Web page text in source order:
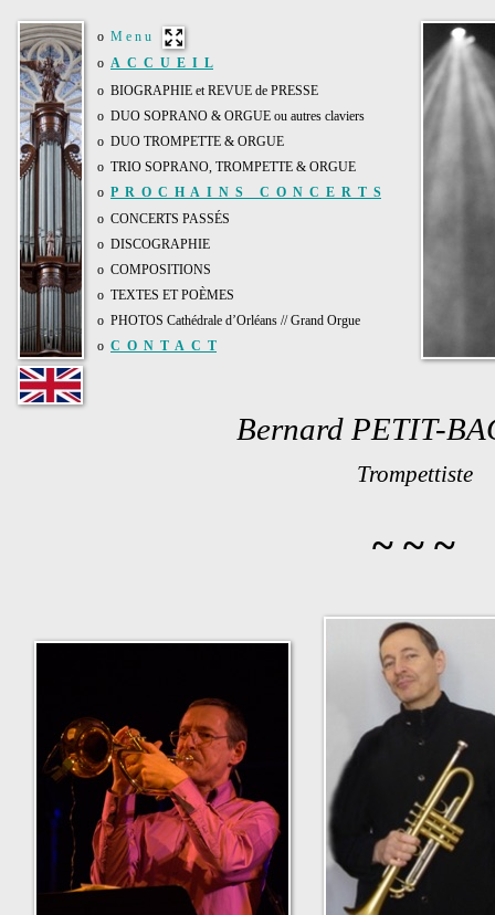
Bernard PETIT-
Trompettiste
~ ~ ~
o M e n u
o A C C U E I L
o BIOGRAPHIE et REVUE de PRESSE
o DUO SOPRANO & ORGUE ou autres claviers
o DUO TROMPETTE & ORGUE
o TRIO SOPRANO, TROMPETTE & ORGUE
o P R O C H A I N S C O N C E R T S
o CONCERTS PASSÉS
o DISCOGRAPHIE
o COMPOSITIONS
o TEXTES ET POÈMES
o PHOTOS Cathédrale d’Orléans // Grand Orgue
o C O N T A C T